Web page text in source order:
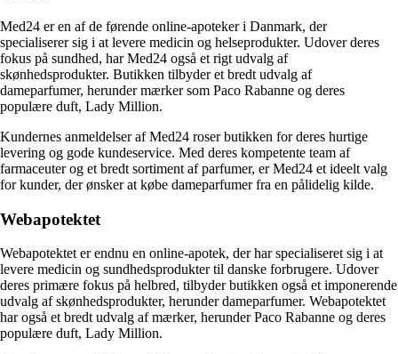
Med24 er en af de førende online-apoteker i Danmark, der
specialiserer sig i at levere medicin og helseprodukter. Udover deres
fokus på sundhed, har Med24 også et rigt udvalg af
skønhedsprodukter. Butikken tilbyder et bredt udvalg af
dameparfumer, herunder mærker som Paco Rabanne og deres
populære duft, Lady Million.
Kundernes anmeldelser af Med24 roser butikken for deres hurtige
levering og gode kundeservice. Med deres kompetente team af
farmaceuter og et bredt sortiment af parfumer, er Med24 et ideelt valg
for kunder, der ønsker at købe dameparfumer fra en pålidelig kilde.
Webapotektet
Webapotektet er endnu en online-apotek, der har specialiseret sig i at
levere medicin og sundhedsprodukter til danske forbrugere. Udover
deres primære fokus på helbred, tilbyder butikken også et imponerende
udvalg af skønhedsprodukter, herunder dameparfumer. Webapotektet
har også et bredt udvalg af mærker, herunder Paco Rabanne og deres
populære duft, Lady Million.